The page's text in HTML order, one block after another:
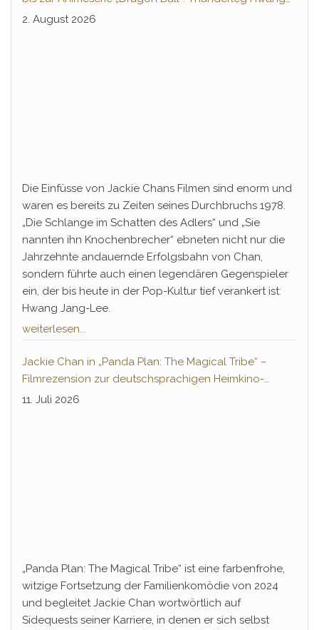
Jang-Lee tritt globale Rechteoffensive los
2. August 2026
Die Einfüsse von Jackie Chans Filmen sind enorm und
waren es bereits zu Zeiten seines Durchbruchs 1978.
„Die Schlange im Schatten des Adlers“ und „Sie
nannten ihn Knochenbrecher“ ebneten nicht nur die
Jahrzehnte andauernde Erfolgsbahn von Chan,
sondern führte auch einen legendären Gegenspieler
ein, der bis heute in der Pop-Kultur tief verankert ist:
Hwang Jang-Lee.
weiterlesen...
Jackie Chan in „Panda Plan: The Magical Tribe“ –
Filmrezension zur deutschsprachigen Heimkino-
Premiere
11. Juli 2026
„Panda Plan: The Magical Tribe“ ist eine farbenfrohe,
witzige Fortsetzung der Familienkomödie von 2024
und begleitet Jackie Chan wortwörtlich auf
Sidequests seiner Karriere, in denen er sich selbst